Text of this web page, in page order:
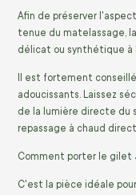
Afin de préserver
tenue du matelassage,
délicat ou synthétique à
Il est fortement
adoucissants. Laissez
de la lumière directe du
repassage à chaud
Comment porter le gilet
C'est la pièce idéale